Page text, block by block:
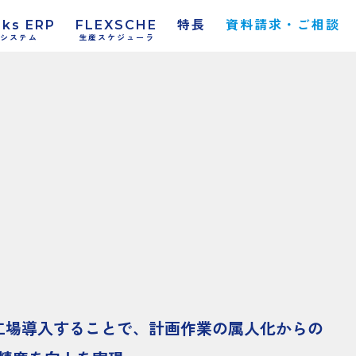
ERP
ステム
FLEXSCHE
生産スケジューラ
特長 資料請求・ご相談
導入することで、計画作業の属人化からの